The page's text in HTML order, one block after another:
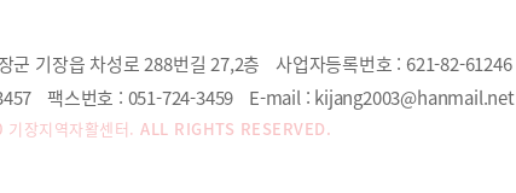
군 기장읍 차성로 288번길 27,2층 사업자등록번호 : 621-82-61246
팩스번호 : 051-724-3459 E-mail : kijang2003@hanmail.net
기장지역자활센터. ALL RIGHTS RESERVED.